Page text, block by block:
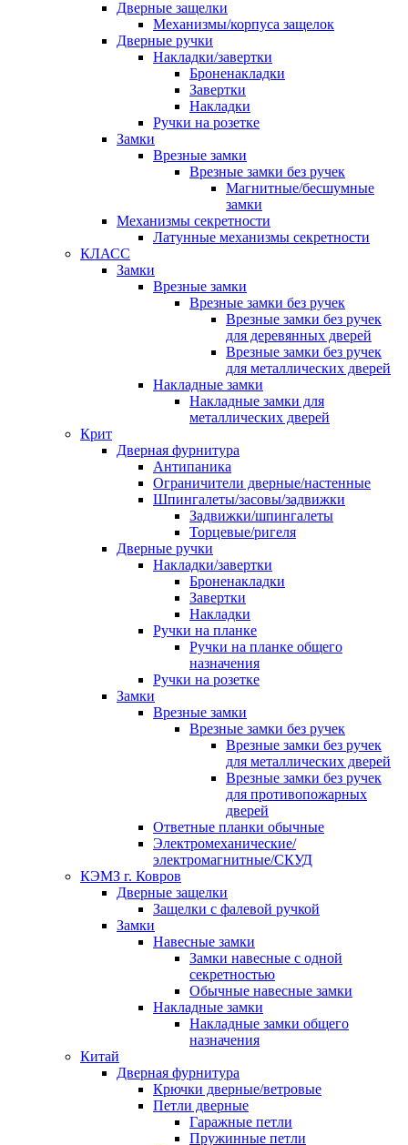
Дверные защелки
Механизмы/корпуса защелок
Дверные ручки
Накладки/завертки
Броненакладки
Завертки
Накладки
Ручки на розетке
Замки
Врезные замки
Врезные замки без ручек
Магнитные/бесшумные
замки
Механизмы секретности
Латунные механизмы секретности
КЛАСС
Замки
Врезные замки
Врезные замки без ручек
Врезные замки без ручек
для деревянных дверей
Врезные замки без ручек
для металлических дверей
Накладные замки
Накладные замки для
металлических дверей
Крит
Дверная фурнитура
Антипаника
Ограничители дверные/настенные
Шпингалеты/засовы/задвижки
Задвижки/шпингалеты
Торцевые/ригеля
Дверные ручки
Накладки/завертки
Броненакладки
Завертки
Накладки
Ручки на планке
Ручки на планке общего
назначения
Ручки на розетке
Замки
Врезные замки
Врезные замки без ручек
Врезные замки без ручек
для металлических дверей
Врезные замки без ручек
для противопожарных
дверей
Ответные планки обычные
Электромеханические/
электромагнитные/СКУД
КЭМЗ г. Ковров
Дверные защелки
Защелки с фалевой ручкой
Замки
Навесные замки
Замки навесные с одной
секретностью
Обычные навесные замки
Накладные замки
Накладные замки общего
назначения
Китай
Дверная фурнитура
Крючки дверные/ветровые
Петли дверные
Гаражные петли
Пружинные петли